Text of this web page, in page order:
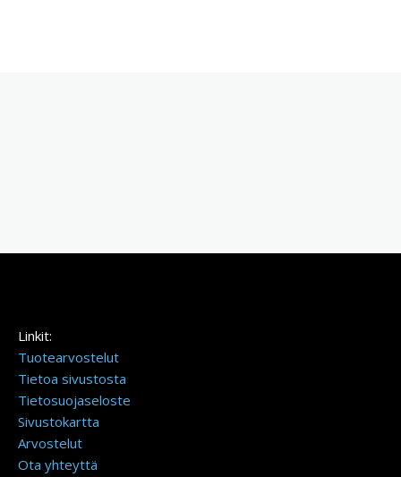
Linkit:
Tuotearvostelut
Tietoa sivustosta
Tietosuojaseloste
Sivustokartta
Arvostelut
Ota yhteyttä